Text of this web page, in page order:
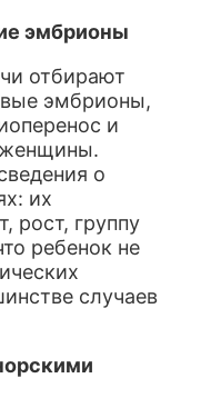
эмбрионы
отбирают
эмбрионы,
и
женщины.
о
их
рост, группу
ребенок не
случаев